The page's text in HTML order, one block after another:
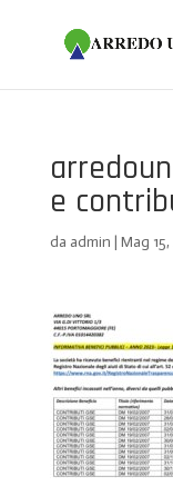
contenuto
navigazione
e
da admin | Mag